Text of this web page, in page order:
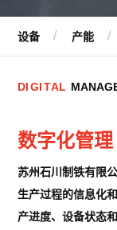
设备 产能
DI GI TAL MANAG
数字化管理
苏州石川制铁有限
生产过程的信息化
产进度、设备状态